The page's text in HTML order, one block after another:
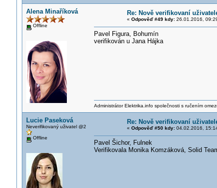
Alena Minaříková
Offline
Re: Nově verifikovaní
« Odpověď #49 kdy:26.01.2016,
Pavel Figura, Bohumín
verifikován u Jana Hájka
Administrátor Elektrika.info společnosti s ručením
Lucie Paseková
Neverifikovaný uživatel @2
Offline
Re: Nově verifikovaní
« Odpověď #50 kdy:04.02.2016,
Pavel Šichor, Fulnek
Verifikovala Monika Komzáková, Solid